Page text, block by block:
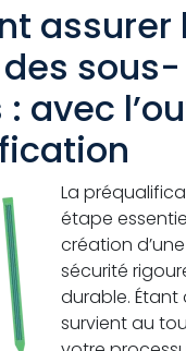
assurer
sous-
avec
La
étape
création
sécurité
durable. Étant
survient au